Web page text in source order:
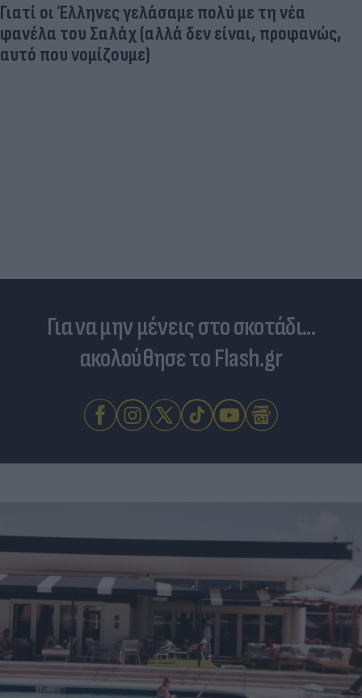
Γιατί οι Έλληνες γελάσαμε πολύ με τη νέα
φανέλα του Σαλάχ (αλλά δεν είναι, προφανώς,
αυτό που νομίζουμε)
Για να μην μένεις στο σκοτάδι...
ακολούθησε το Flash.gr